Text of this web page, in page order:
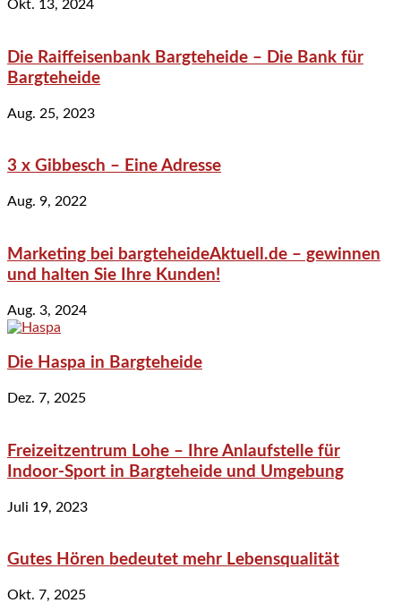
Okt. 13, 2024
Die Raiffeisenbank Bargteheide – Die Bank für
Bargteheide
Aug. 25, 2023
3 x Gibbesch – Eine Adresse
Aug. 9, 2022
Marketing bei bargteheideAktuell.de – gewinnen
und halten Sie Ihre Kunden!
Aug. 3, 2024
Die Haspa in Bargteheide
Dez. 7, 2025
Freizeitzentrum Lohe – Ihre Anlaufstelle für
Indoor-Sport in Bargteheide und Umgebung
Juli 19, 2023
Gutes Hören bedeutet mehr Lebensqualität
Okt. 7, 2025